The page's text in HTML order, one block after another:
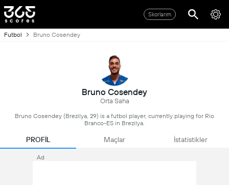
Skorlarım
Futbol Bruno Cosendey
Bruno Cosendey
Orta Saha
Bruno Cosendey (Brezilya, 29) is a futbol player, currently playing for Rio
Branco-ES in Brezilya.
PROFİL Maçlar İstatistikler
Ad